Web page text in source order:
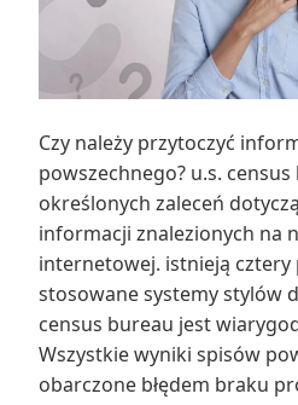
Czy należy przytoczyć
powszechnego? u.s.
określonych zaleceń
informacji znalezionych na
internetowej. istnieją cztery
stosowane systemy stylów
census bureau jest
Wszystkie wyniki spisów
obarczone błędem braku